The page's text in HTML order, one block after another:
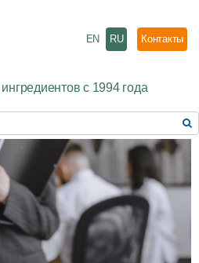
с 1994 года
EN RU Контакты